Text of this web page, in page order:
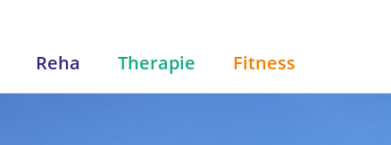
Reha Therapie Fitness